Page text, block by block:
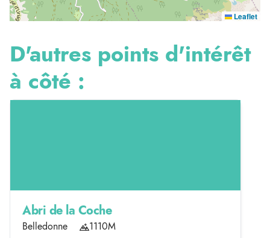
Leaflet
D'autres points d'intérêt
à côté :
Abri de la Coche
Belledonne 1110M